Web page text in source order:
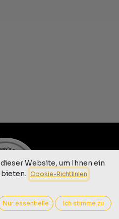
Website, um Ihnen ein
Cookie-Richtlinien
Nur essentielle Ich stimme zu